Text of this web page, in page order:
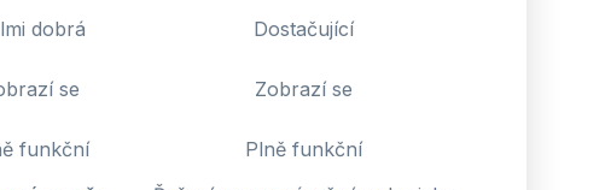
dobrá
Dostačující
se
Zobrazí se
funkční Plně funkční